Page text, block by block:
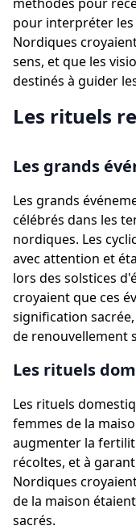
pour interpréter les
Nordiques
sens, et que les
destinés à guider
Les rituels
Les grands
Les grands
célébrés dans les
nordiques. Les
avec attention et
lors des solstices
croyaient que ces
signification
de renouvellement
Les rituels
Les rituels
femmes de la
augmenter la
récoltes, et à
Nordiques
de la maison
sacrés.